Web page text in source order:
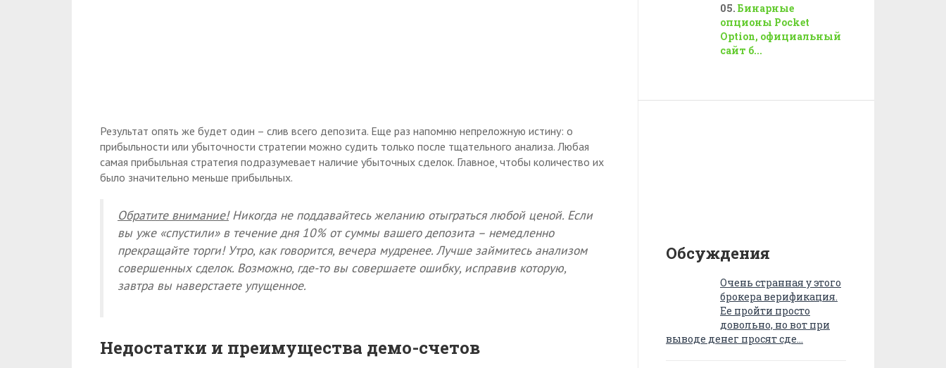
Результат опять же будет один – слив всего депозита. Еще раз напомню непреложную истину: о
прибыльности или убыточности стратегии можно судить только после тщательного анализа. Любая
самая прибыльная стратегия подразумевает наличие убыточных сделок. Главное, чтобы количество их
было значительно меньше прибыльных.
Обратите внимание!Никогда не поддавайтесь желанию отыграться любой ценой. Если
вы уже «спустили» в течение дня 10% от суммы вашего депозита – немедленно
прекращайте торги! Утро, как говорится, вечера мудренее. Лучше займитесь анализом
совершенных сделок. Возможно, где-то вы совершаете ошибку, исправив которую,
завтра вы наверстаете упущенное.
Недостатки и преимущества демо-счетов
Бинарные
опционы Pocket
Option, официальный
сайт б...
Обсуждения
Очень странная у этого
брокера верификация.
Ее пройти просто
довольно, но вот при
выводе денег просят сде…